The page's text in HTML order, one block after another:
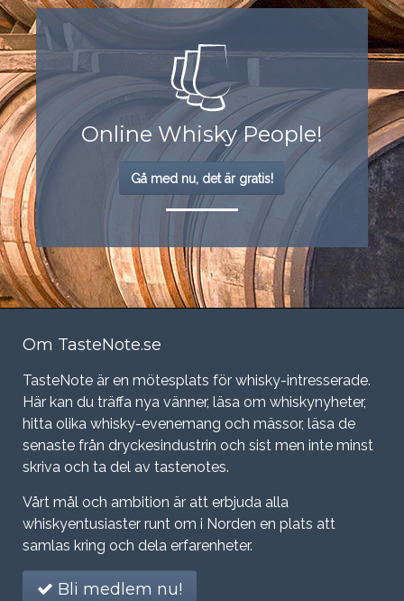
Online Whisky People!
Gå med nu, det är gratis!
Om TasteNote.se
TasteNote är en mötesplats för whisky-intresserade.
Här kan du träffa nya vänner, läsa om whiskynyheter,
hitta olika whisky-evenemang och mässor, läsa de
senaste från dryckesindustrin och sist men inte minst
skriva och ta del av tastenotes.
Vårt mål och ambition är att erbjuda alla
whiskyentusiaster runt om i Norden en plats att
samlas kring och dela erfarenheter.
Bli medlem nu!